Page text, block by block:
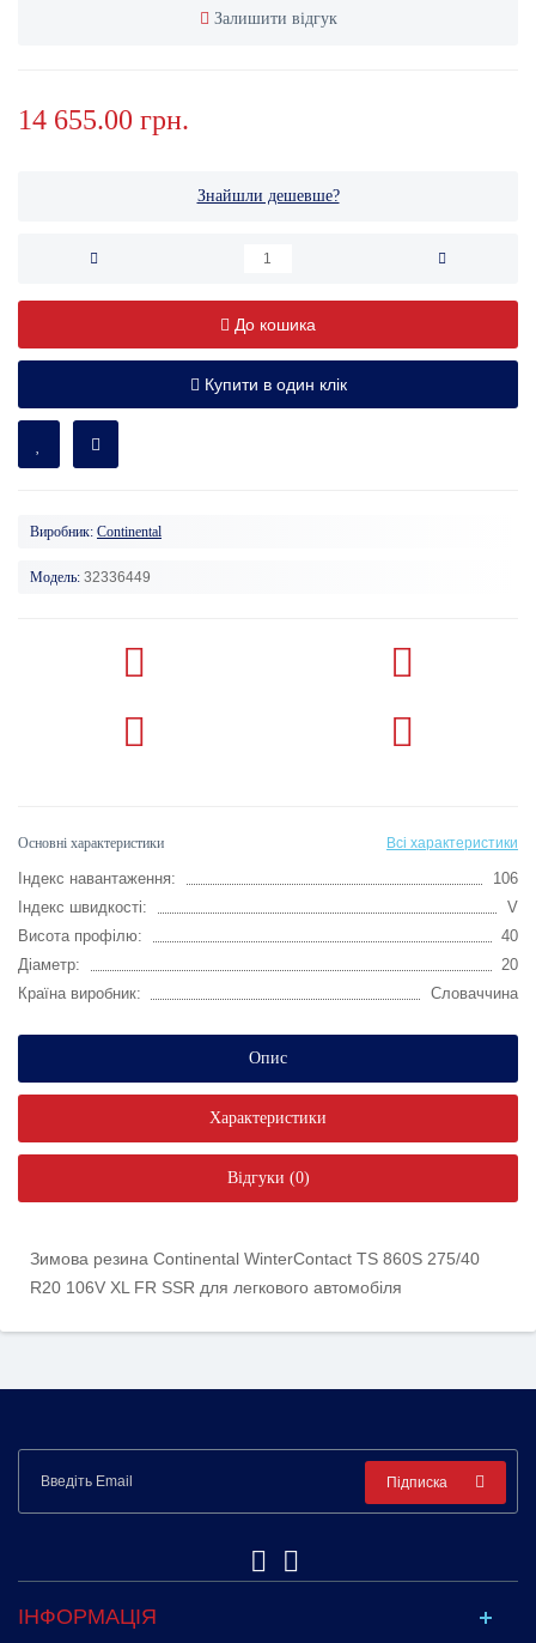
Залишити відгук
14 655.00 грн.
Знайшли дешевше?
До кошика
Купити в один клік
Виробник: Continental
Модель: 32336449
Основні характеристики Всі характеристики
Індекс навантаження:
106
Індекс швидкості:
V
Висота профілю:
40
Діаметр:
20
Країна виробник:
Словаччина
Опис
Характеристики
Відгуки (0)
Зимова резина Continental WinterContact TS 860S 275/40
R20 106V XL FR SSR для легкового автомобіля
Підписка
ІНФОРМАЦІЯ